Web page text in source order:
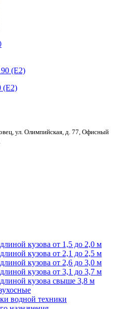
(Е2)
ул. Олимпийская, д. 77, Офисный
кузова от 1,5 до 2,0 м
кузова от 2,1 до 2,5 м
кузова от 2,6 до 3,0 м
кузова от 3,1 до 3,7 м
кузова свыше 3,8 м
водной техники